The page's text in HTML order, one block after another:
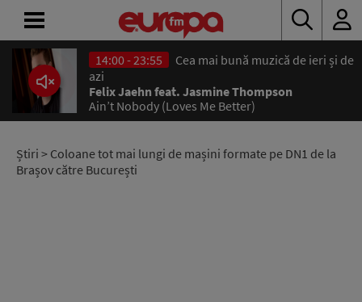
14:00 - 23:55
Cea mai bună muzică de ieri și de
azi
Felix Jaehn feat. Jasmine Thompson
Ain’t Nobody (Loves Me Better)
Știri > Coloane tot mai lungi de mașini formate pe DN1 de la
Brașov către București
ACASĂ
ȘTIRI
RADIO